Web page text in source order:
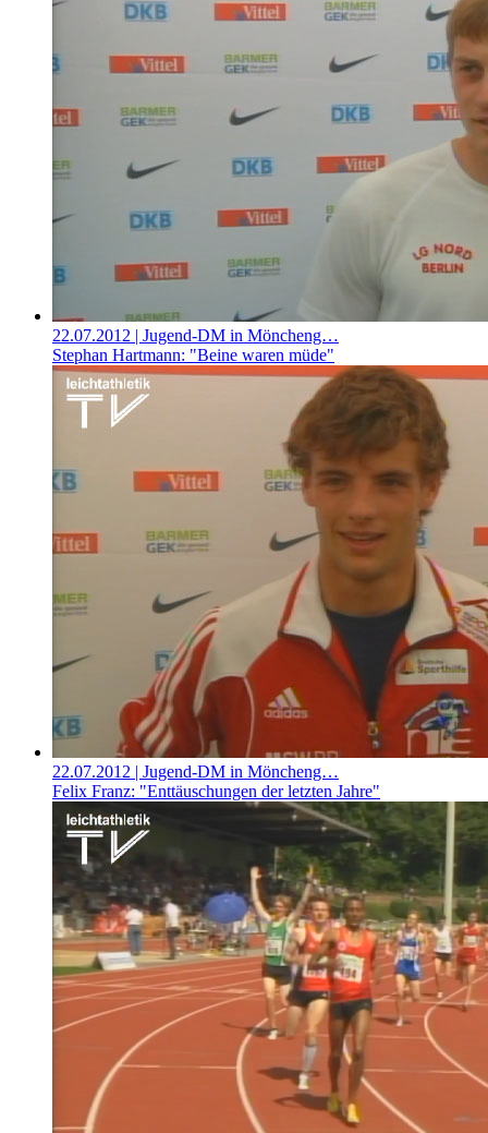
22.07.2012 | Jugend-DM in Möncheng…
Stephan Hartmann: "Beine waren müde"
22.07.2012 | Jugend-DM in Möncheng…
Felix Franz: "Enttäuschungen der letzten Jahre"